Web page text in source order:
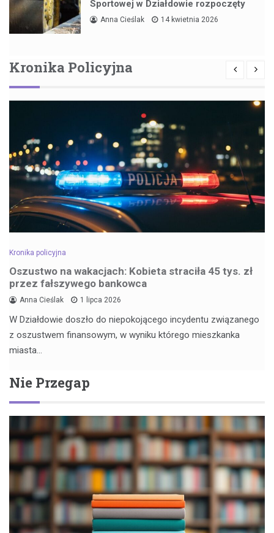
Sportowej w Działdowie rozpoczęty
Anna Cieślak 14 kwietnia 2026
Kronika Policyjna
Kronika policyjna
Oszustwo na wakacjach: Kobieta straciła 45 tys. zł
przez fałszywego bankowca
Anna Cieślak 1 lipca 2026
W Działdowie doszło do niepokojącego incydentu związanego
z oszustwem finansowym, w wyniku którego mieszkanka
miasta…
Nie Przegap